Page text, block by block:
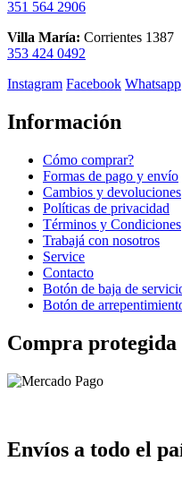
351 564 2906
Villa María: Corrientes 1387
353 424 0492
Instagram Facebook Whatsapp
Información
Cómo comprar?
Formas de pago y envío
Cambios y devoluciones
Políticas de privacidad
Términos y Condiciones
Trabajá con nosotros
Service
Contacto
Botón de baja de
Botón de
Compra protegida
Envíos a todo el